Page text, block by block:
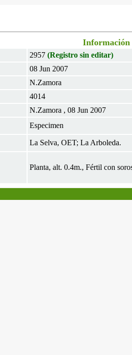
Información
2957 (Registro sin editar)
08 Jun 2007
N.Zamora
4014
N.Zamora , 08 Jun 2007
Especimen
La Selva, OET; La Arboleda.
Planta, alt. 0.4m., Fértil con